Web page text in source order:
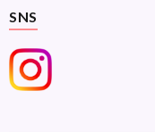
SNS